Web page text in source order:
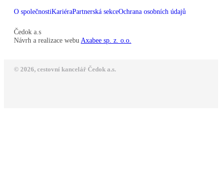
O společnostiKariéraPartnerská sekceOchrana osobních údajů
Čedok a.s
Návrh a realizace webu Axabee sp. z. o.o.
© 2026, cestovní kancelář Čedok a.s.